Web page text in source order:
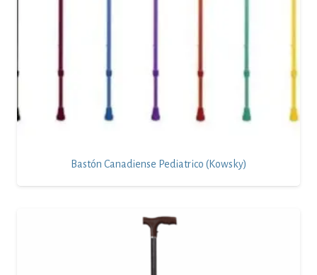
Bastón Canadiense Pediatrico (Kowsky)